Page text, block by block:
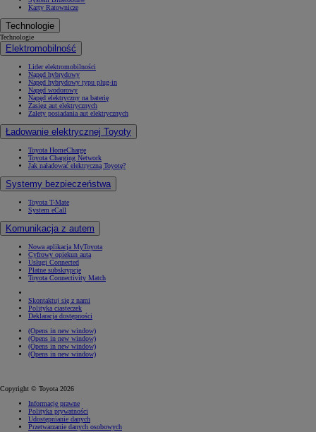
Karty Ratownicze
Technologie
Technologie
Elektromobilność
Lider elektromobilności
Napęd hybrydowy
Napęd hybrydowy typu plug-in
Napęd wodorowy
Napęd elektryczny na baterię
Zasięg aut elektrycznych
Zalety posiadania aut elektrycznych
Ładowanie elektrycznej Toyoty
Toyota HomeCharge
Toyota Charging Network
Jak naładować elektryczną Toyotę?
Systemy bezpieczeństwa
Toyota T-Mate
System eCall
Komunikacja z autem
Nowa aplikacja MyToyota
Cyfrowy opiekun auta
Usługi Connected
Płatne subskrypcje
Toyota Connectivity Match
Skontaktuj się z nami
Polityka ciasteczek
Deklaracja dostępności
(Opens in new window)
(Opens in new window)
(Opens in new window)
(Opens in new window)
Copyright © Toyota 2026
Informacje prawne
Polityka prywatności
Udostępnianie danych
Przetwarzanie danych osobowych